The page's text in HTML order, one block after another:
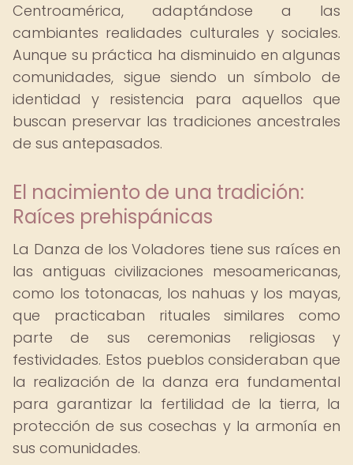
Centroamérica, adaptándose a las
cambiantes realidades culturales y sociales.
Aunque su práctica ha disminuido en algunas
comunidades, sigue siendo un símbolo de
identidad y resistencia para aquellos que
buscan preservar las tradiciones ancestrales
de sus antepasados.
El nacimiento de una tradición:
Raíces prehispánicas
La Danza de los Voladores tiene sus raíces en
las antiguas civilizaciones mesoamericanas,
como los totonacas, los nahuas y los mayas,
que practicaban rituales similares como
parte de sus ceremonias religiosas y
festividades. Estos pueblos consideraban que
la realización de la danza era fundamental
para garantizar la fertilidad de la tierra, la
protección de sus cosechas y la armonía en
sus comunidades.